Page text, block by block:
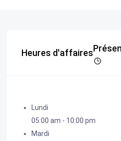
Heures d'affaires
Lundi
05:00 am - 10:00 pm
Mardi